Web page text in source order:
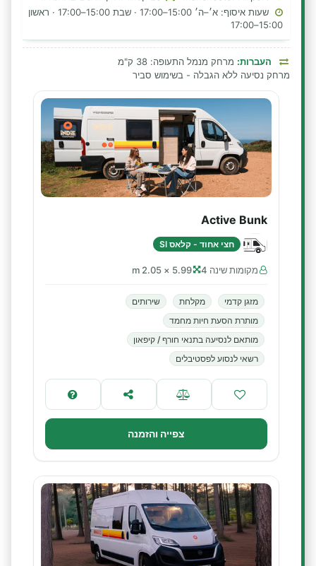
שעות איסוף: א׳–ה׳ 15:00–17:00 · שבת 15:00–17:00 · ראשון
15:00–17:00
העברות: מרחק מנמל התעופה: 38 ק"מ
מרחק נסיעה ללא הגבלה - בשימוש סביר
Active Bunk
חצי אחוד - קלאס SI
מקומות שינה 4 5.99 × 2.05 m
מזגן קדמי מקלחת
שירותים
מותרת הסעת חיות מחמד
מותאם לנסיעה בתנאי חורף / קיפאון
רשאי לנסוע לפסטיבלים
צפייה והזמנה